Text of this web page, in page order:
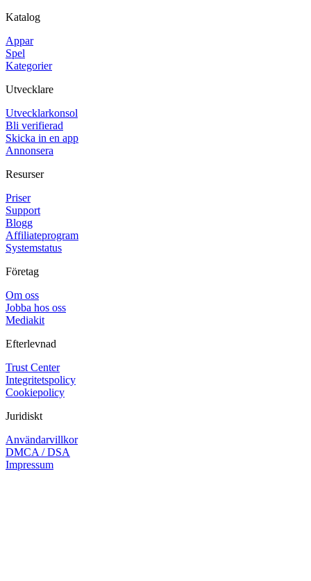
Katalog
Appar
Spel
Kategorier
Utvecklare
Utvecklarkonsol
Bli verifierad
Skicka in en app
Annonsera
Resurser
Priser
Support
Blogg
Affiliateprogram
Systemstatus
Företag
Om oss
Jobba hos oss
Mediakit
Efterlevnad
Trust Center
Integritetspolicy
Cookiepolicy
Juridiskt
Användarvillkor
DMCA / DSA
Impressum